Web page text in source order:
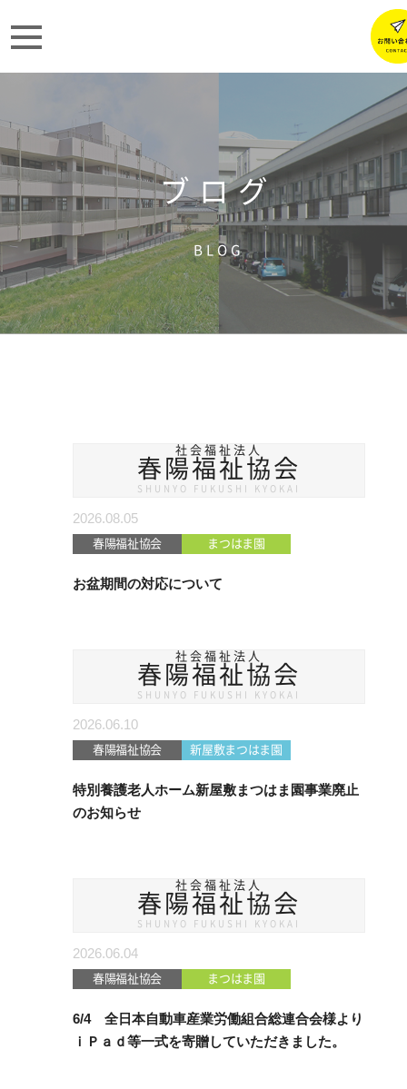
ブログ
BLOG
社会福祉法人
春陽福祉協会
SHUNYO FUKUSHI KYOKAI
2026.08.05
春陽福祉協会 まつはま園
お盆期間の対応について
社会福祉法人
春陽福祉協会
SHUNYO FUKUSHI KYOKAI
2026.06.10
春陽福祉協会 新屋敷まつはま園
特別養護老人ホーム新屋敷まつはま園事業廃止
のお知らせ
社会福祉法人
春陽福祉協会
SHUNYO FUKUSHI KYOKAI
2026.06.04
春陽福祉協会 まつはま園
6/4 全日本自動車産業労働組合総連合会様より
ｉＰａｄ等一式を寄贈していただきました。